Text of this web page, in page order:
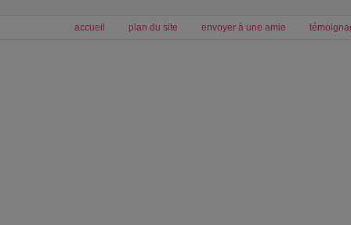
accueil plan du site envoyer à une amie